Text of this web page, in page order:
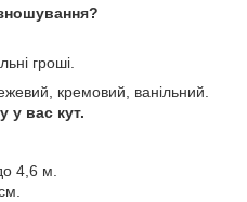
гроші.
кремовий, ванільний.
у вас кут.
4,6 м.